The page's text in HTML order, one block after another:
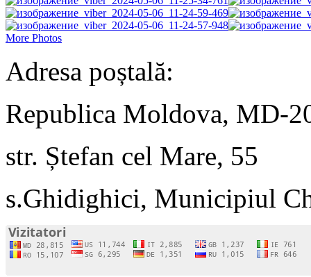
More Photos
Adresa poștală:
Republica Moldova, MD-
str. Ștefan cel Mare, 55
s.Ghidighici, Municipiul